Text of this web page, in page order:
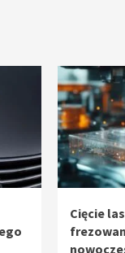
Cięcie